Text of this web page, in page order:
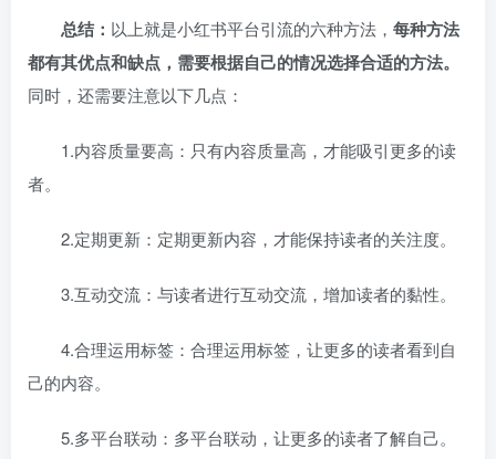
总结： 以上就是小红书平台引流的六种方法， 每种方法
都有其优点和缺点，需要根据自己的情况选择合适的方法。
同时，还需要注意以下几点：
1.内容质量要高：只有内容质量高，才能吸引更多的读
者。
2.定期更新：定期更新内容，才能保持读者的关注度。
3.互动交流：与读者进行互动交流，增加读者的黏性。
4.合理运用标签：合理运用标签，让更多的读者看到自
己的内容。
5.多平台联动：多平台联动，让更多的读者了解自己。